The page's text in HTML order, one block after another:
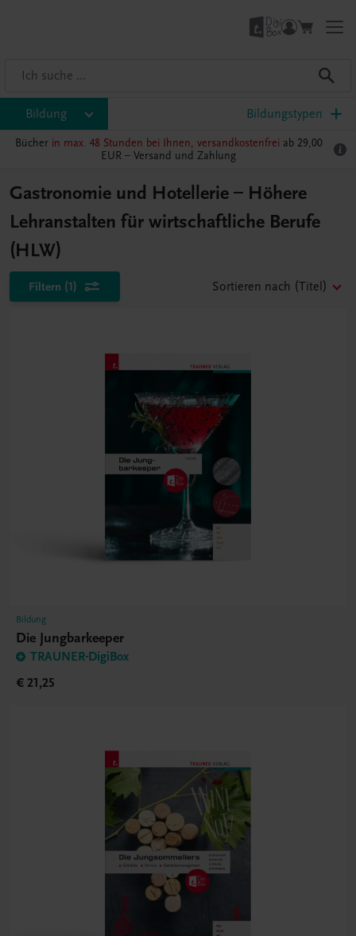
Bildung Bildungstypen
Bücher in max. 48 Stunden bei Ihnen, versandkostenfrei ab 29,00
EUR – Versand und Zahlung
Gastronomie und Hotellerie – Höhere
Lehranstalten für wirtschaftliche Berufe
(HLW)
Filtern (1) Sortieren nach (Titel)
Bildung
Die Jungbarkeeper
TRAUNER-DigiBox
€ 21,25